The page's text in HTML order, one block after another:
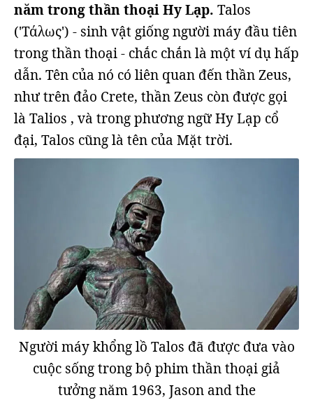
năm trong thần thoại Hy Lạp. Talos
('Τάλως') - sinh vật giống người máy đầu tiên
trong thần thoại - chắc chắn là một ví dụ hấp
dẫn. Tên của nó có liên quan đến thần Zeus,
như trên đảo Crete, thần Zeus còn được gọi
là Talios , và trong phương ngữ Hy Lạp cổ
đại, Talos cũng là tên của Mặt trời.
Người máy khổng lồ Talos đã được đưa vào
cuộc sống trong bộ phim thần thoại giả
tưởng năm 1963, Jason and the